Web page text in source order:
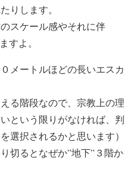
りします。
スケール感やそれに伴
すよ。
メートルほどの長いエスカ
る階段なので、宗教上の理
という限りがなければ、判
選択されるかと思います）
切るとなぜか”地下”３階か